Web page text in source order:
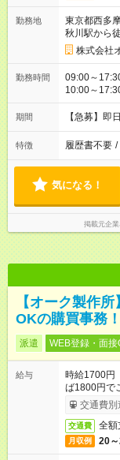
勤務地
東京都西多
秋川駅から
株式会社
勤務時間
09:00～
10:00～
期間 【急募】
特徴 履歴書不要 /
気になる！
掲載元企業
【オーク製作
OKの購買事務
派遣 WEB登録・面接
給与
時給1700
ば1800円で
交通費別
交通費 全額
月収例 20